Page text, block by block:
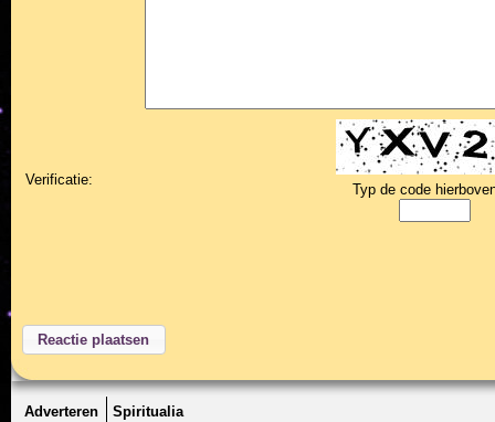
Verificatie:
Typ de code
Adverteren Spiritualia